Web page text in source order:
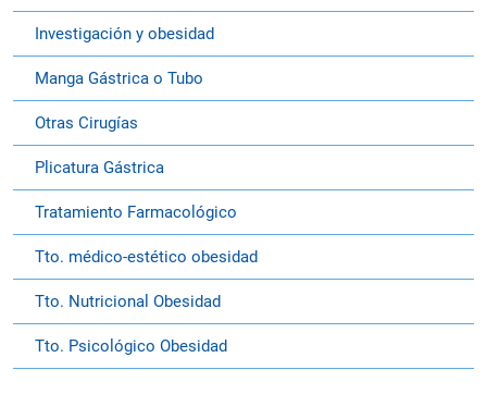
Investigación y obesidad
Manga Gástrica o Tubo
Otras Cirugías
Plicatura Gástrica
Tratamiento Farmacológico
Tto. médico-estético obesidad
Tto. Nutricional Obesidad
Tto. Psicológico Obesidad